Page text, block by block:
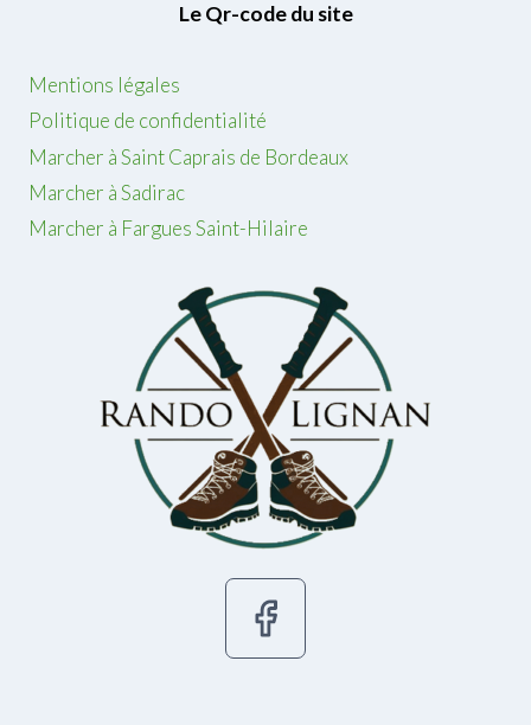
Le Qr-code du site
Mentions légales
Politique de confidentialité
Marcher à Saint Caprais de Bordeaux
Marcher à Sadirac
Marcher à Fargues Saint-Hilaire